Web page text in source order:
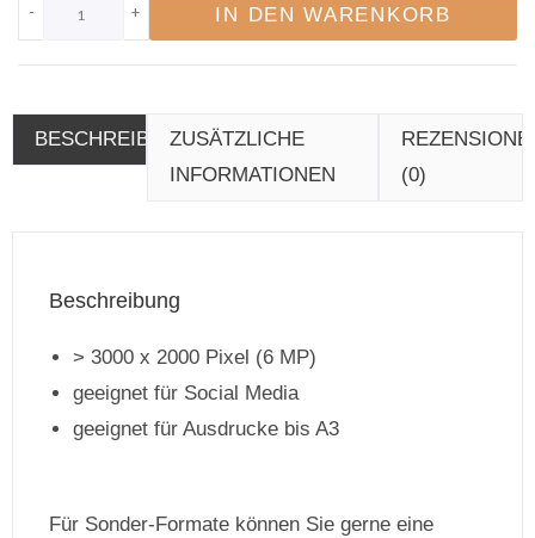
- + IN DEN WARENKORB
BESCHREIBUNGZUSÄTZLICHE
INFORMATIONEN
(0)
Beschreibung
> 3000 x 2000 Pixel (6 MP)
geeignet für Social Media
geeignet für Ausdrucke bis A3
Für Sonder-Formate können Sie gerne eine